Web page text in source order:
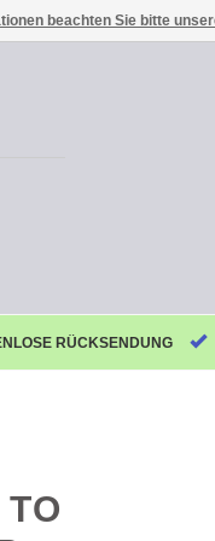
RÜCKSENDUNG
beachten Sie bitte